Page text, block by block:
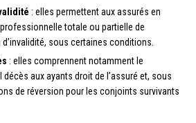
: elles permettent aux assurés en
totale ou partielle de
sous certaines conditions.
: elles comprennent notamment le
décès aux ayants droit de l’assuré et, sous
de réversion pour les conjoints survivants